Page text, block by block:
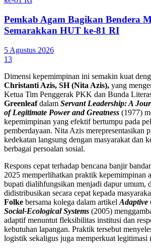
Pemkab Agam Bagikan Bendera
Semarakkan HUT ke-81 RI
5 Agustus 2026
13
Dimensi kepemimpinan ini semakin kuat
Christanti Azis, SH (Nita Azis), yang
Ketua Tim Penggerak PKK dan Bunda
Greenleafdalam Servant Leadership: A
of Legitimate Power and Greatness (1977)
kepemimpinan yang efektif bertumpu pada
pemberdayaan. Nita Azis merepresentasikan
kedekatan langsung dengan masyarakat dan
berbagai persoalan sosial.
Respons cepat terhadap bencana banjir
2025 memperlihatkan praktik kepemimpinan
bupati dialihfungsikan menjadi dapur umum,
didistribusikan secara cepat kepada
Folke bersama kolega dalam artikel Adaptive
Social-Ecological Systems (2005)
adaptif menuntut fleksibilitas institusi dan
kebutuhan lapangan. Praktik tersebut
logistik sekaligus juga memperkuat legitimasi